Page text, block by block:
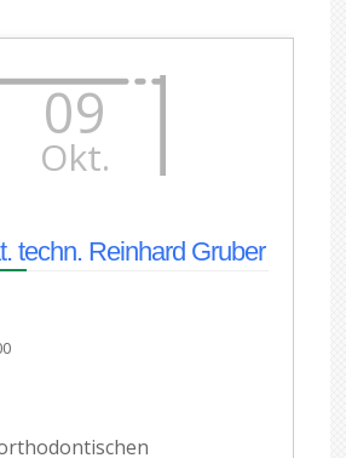
09
Okt.
techn. Reinhard Gruber